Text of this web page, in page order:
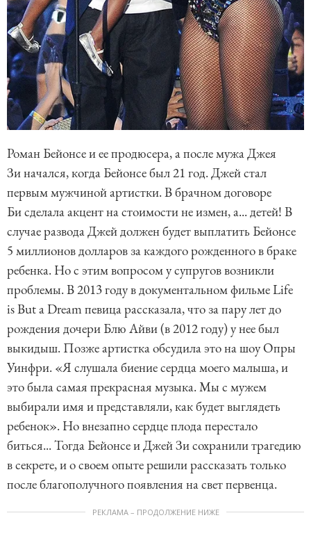
Роман Бейонсе и ее продюсера, а после мужа Джея
Зи начался, когда Бейонсе был 21 год. Джей стал
первым мужчиной артистки. В брачном договоре
Би сделала акцент на стоимости не измен, а... детей! В
случае развода Джей должен будет выплатить Бейонсе
5 миллионов долларов за каждого рожденного в браке
ребенка. Но с этим вопросом у супругов возникли
проблемы. В 2013 году в документальном фильме Life
is But a Dream певица рассказала, что за пару лет до
рождения дочери Блю Айви (в 2012 году) у нее был
выкидыш. Позже артистка обсудила это на шоу Опры
Уинфри. «Я слушала биение сердца моего малыша, и
это была самая прекрасная музыка. Мы с мужем
выбирали имя и представляли, как будет выглядеть
ребенок». Но внезапно сердце плода перестало
биться... Тогда Бейонсе и Джей Зи сохранили трагедию
в секрете, и о своем опыте решили рассказать только
после благополучного появления на свет первенца.
РЕКЛАМА – ПРОДОЛЖЕНИЕ НИЖЕ